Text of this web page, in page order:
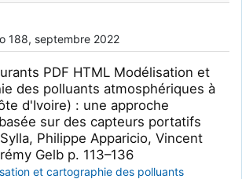
188, septembre 2022
PDF HTML Modélisation et
des polluants atmosphériques à
d'Ivoire) : une approche
sur des capteurs portatifs
Philippe Apparicio, Vincent
Gelb p. 113–136
et cartographie des polluants